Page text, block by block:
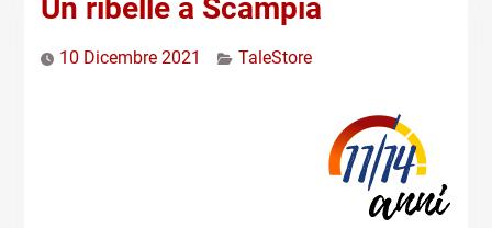
Un ribelle a Scampia
10 Dicembre 2021 TaleStore